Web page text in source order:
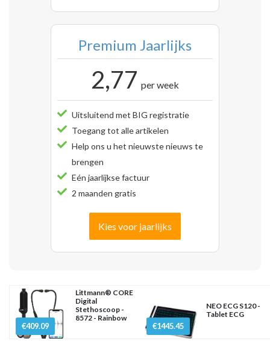
Premium Jaarlijks
2,77 per week
Uitsluitend met BIG registratie
Toegang tot alle artikelen
Help ons u het nieuwste nieuws te
brengen
Eén jaarlijkse factuur
2 maanden gratis
Kies voor jaarlijks
€409.09
Littmann® CORE
Digital
Stethoscoop -
8572 - Rainbow
€1445.45
NEO ECG S120 -
Tablet ECG